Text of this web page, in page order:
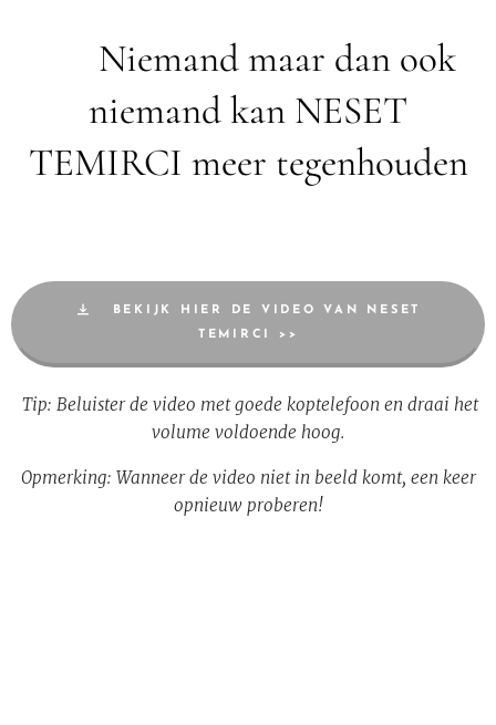
‼️ Niemand maar dan ook
niemand kan NESET
TEMIRCI meer tegenhouden
BEKIJK HIER DE VIDEO VAN NESET
TEMIRCI >>
Tip: Beluister de video met goede koptelefoon en draai het
volume voldoende hoog.
Opmerking: Wanneer de video niet in beeld komt, een keer
opnieuw proberen!